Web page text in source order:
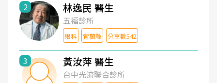
2 林逸民 醫生
五福診所
眼科 宜蘭縣 分享數542
3 黃汝萍 醫生
台中光流聯合診所